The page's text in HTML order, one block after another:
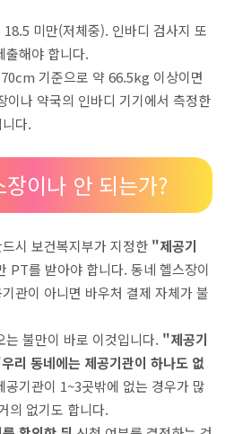
미만(저체중). 인바디 검사지 또
출해야 합니다.
기준으로 약 66.5kg 이상이면
이나 약국의 인바디 기기에서 측정한
다.
이나 안 되는가?
시 보건복지부가 지정한 "제공기
PT를 받아야 합니다. 동네 헬스장이
관이 아니면 바우처 결제 자체가 불
불만이 바로 이것입니다. "제공기
리 동네에는 제공기관이 하나도 없
공기관이 1~3곳밖에 없는 경우가 많
의 없기도 합니다.